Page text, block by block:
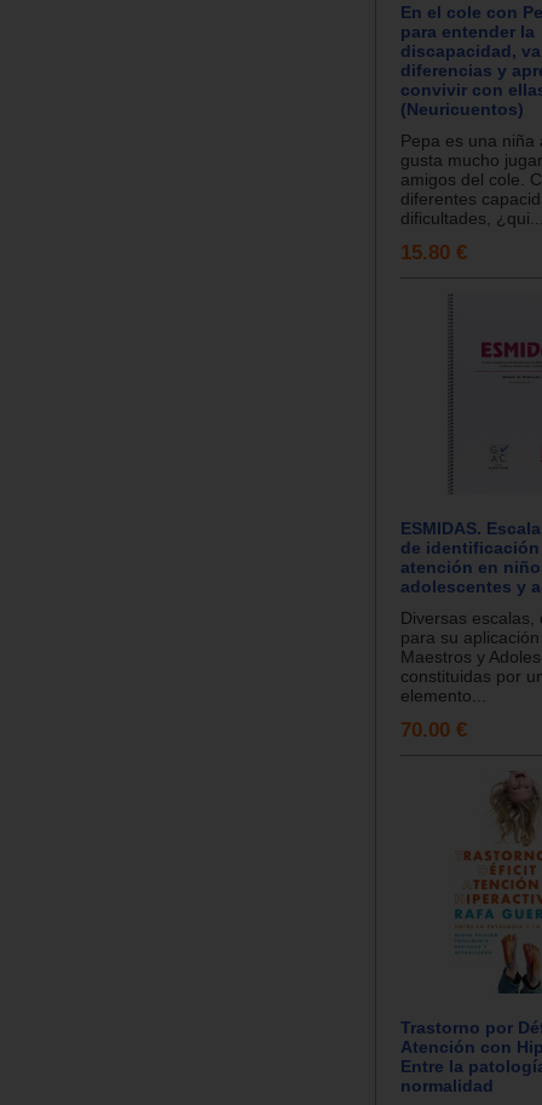
En el cole con
para entender la
discapacidad,
diferencias y
convivir con
(Neuricuentos)
Pepa es una niña
gusta mucho
amigos del cole.
diferentes
dificultades,
15.80 €
ESMIDAS.
de
atención en
adolescentes y
Diversas escalas,
para su
Maestros y
constituidas por
elemento...
70.00 €
Trastorno por
Atención con
Entre la
normalidad